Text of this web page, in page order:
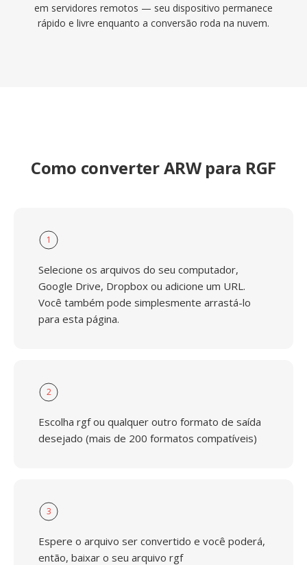
em servidores remotos — seu dispositivo permanece
rápido e livre enquanto a conversão roda na nuvem.
Como converter ARW para RGF
1
Selecione os arquivos do seu computador,
Google Drive, Dropbox ou adicione um URL.
Você também pode simplesmente arrastá-lo
para esta página.
2
Escolha rgf ou qualquer outro formato de saída
desejado (mais de 200 formatos compatíveis)
3
Espere o arquivo ser convertido e você poderá,
então, baixar o seu arquivo rgf